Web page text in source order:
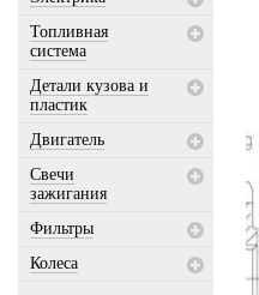
Топливная
система
Детали кузова и
пластик
Двигатель
Свечи
зажигания
Фильтры
Колеса